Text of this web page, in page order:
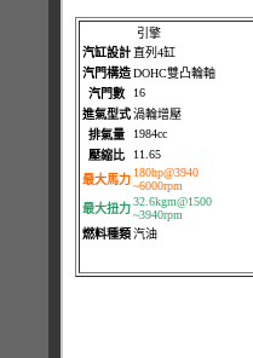
引擎
汽缸設計直列4缸
汽門構造DOHC雙凸輪軸
汽門數
16
進氣型式渦輪增壓
排氣量
1984cc
壓縮比
11.65
最大馬力
180hp@3940
~6000rpm
最大扭力
32.6kgm@1500
~3940rpm
燃料種類汽油